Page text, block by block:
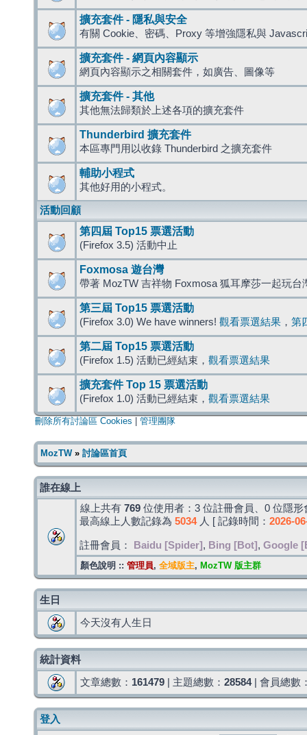
擴充套件 - 隱私與安全
有關 Cookie、密碼、Proxy 等增強隱私與
擴充套件 - 網頁內容顯示
網頁內容顯示之相關套件，如廣告、圖像等
擴充套件 - 其他
其他無法歸類於上述各項的擴充套件
Thunderbird 擴充套件
本區專門用以收錄 Thunderbird 之擴充套件
輔助小程式
其他好用的小程式。
活動回顧
第四屆 Top15 票選活動
(Firefox 3.5) 活動中止
Foxmosa 遊台灣
帶著 MozTW 吉祥物 Foxmosa 狐耳摩莎一起玩台
第三屆 Top15 票選活動
(Firefox 3.0) We have winners! 觀看票選結果 ， 第
第二屆 Top15 票選活動
(Firefox 1.5) 活動已經結束， 觀看票選結果
擴充套件 Top 15 票選活動
(Firefox 1.0) 活動已經結束， 觀看票選結果
刪除所有討論區 Cookies 管理團隊
MozTW» 討論區首頁
誰在線上
線上共有 769 位使用者：3 位註冊會員、0 位隱
最高線上人數記錄為 5034人 [ 記錄時間： 2026-
註冊會員： Baidu [Spider] , Bing [Bot] , Google
顏色說明 :: 管理員, 全域版主, MozTW 版主群
生日
今天沒有人生日
統計資料
文章總數： 161479 | 主題總數： 28584| 會員總數
登入